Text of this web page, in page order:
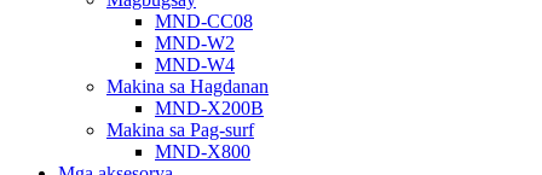
MND-CC08
MND-W2
MND-W4
Makina sa Hagdanan
MND-X200B
Makina sa Pag-surf
MND-X800